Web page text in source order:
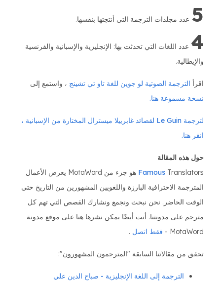
5 عدد مجلدات الترجمة التي أنتجتها بنفسها.
4 عدد اللغات التي تحدثت بها: الإنجليزية والإسبانية والفرنسية
والإيطالية.
اقرأالترجمة الصوتية لو جوين للغة تاو تي تشينج ، واستمع إلى
نسخة مسموعة هنا.
لترجمة Le Guin لقصائد غابرييلا ميسترال المختارة من الإسبانية ،
انقر هنا.
حول هذه المقالة
Famous
Translators هو جزء من MotaWord يعرض الأعمال
المترجمة الاحترافية البارزة واللغويين المشهورين من التاريخ حتى
الوقت الحاضر. نحن نبحث ونجمع ونشارك القصص التي تهم كل
مترجم على مدونتنا. أنت أيضًا يمكن نشرها هنا على موقع مدونة
MotaWord -
فقط اتصل .
تحقق من مقالاتنا السابقة "المترجمون المشهورون":
الترجمة إلى اللغة الإنجليزية - صباح الدين علي